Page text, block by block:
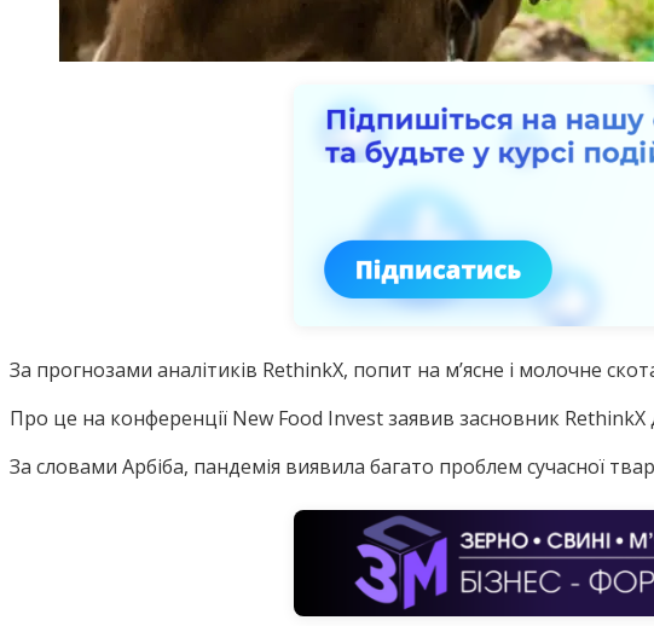
За прогнозами аналітиків RethinkX, попит на м’ясне і молочне
Про це на конференції New Food Invest заявив засновник
За словами Арбіба, пандемія виявила багато проблем сучасної